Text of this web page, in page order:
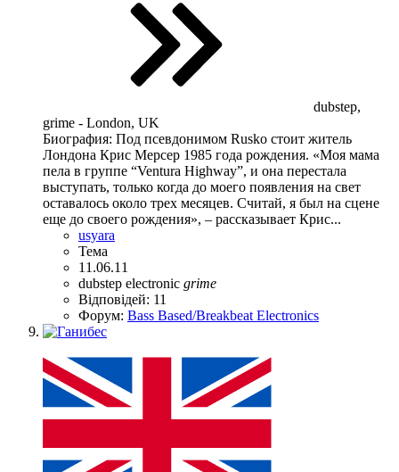
dubstep,
grime - London, UK
Биография: Под псевдонимом Rusko стоит житель
Лондона Крис Мерсер 1985 года рождения. «Моя мама
пела в группе “Ventura Highway”, и она перестала
выступать, только когда до моего появления на свет
оставалось около трех месяцев. Считай, я был на сцене
еще до своего рождения», – рассказывает Крис...
usyara
Тема
11.06.11
dubstep electronic grime
Відповідей: 11
Форум: Bass Based/Breakbeat Electronics